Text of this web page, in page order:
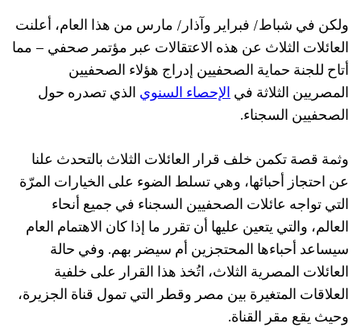
ولكن في شباط/ فبراير وآذار/ مارس من هذا العام، أعلنت
العائلات الثلاث عن هذه الاعتقالات عبر مؤتمر صحفي – مما
أتاح للجنة حماية الصحفيين إدراج هؤلاء الصحفيين
المصريين الثلاثة فيالإحصاء السنوي الذي تصدره حول
الصحفيين السجناء.
وثمة قصة تكمن خلف قرار العائلات الثلاث بالتحدث علنا
عن احتجاز أحبائها، وهي تسلط الضوء على الخيارات المرّة
التي تواجه عائلات الصحفيين السجناء في جميع أنحاء
العالم، والتي يتعين عليها أن تقرر ما إذا كان الاهتمام العام
سيساعد أحباءها المحتجزين أم سيضر بهم. وفي حالة
العائلات المصرية الثلاث، اتُخذ هذا القرار على خلفية
العلاقات المتغيرة بين مصر وقطر التي تمول قناة الجزيرة،
وحيث يقع مقر القناة.